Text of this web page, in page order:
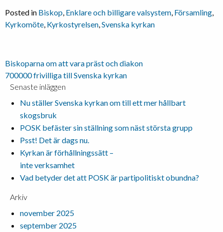
Posted in Biskop Enklare och billigare valsystem Församling
Kyrkomöte Kyrkostyrelsen Svenska kyrkan
Inläggsnavigering
Biskoparna om att vara präst och diakon
700000 frivilliga till Svenska kyrkan
Senaste inläggen
Nu ställer Svenska kyrkan om till ett mer hållbart
skogsbruk
POSK befäster sin ställning som näst största grupp
Psst! Det är dags nu.
Kyrkan är förhållningssätt –
inte verksamhet
Vad betyder det att POSK är partipolitiskt obundna?
Arkiv
november 2025
september 2025